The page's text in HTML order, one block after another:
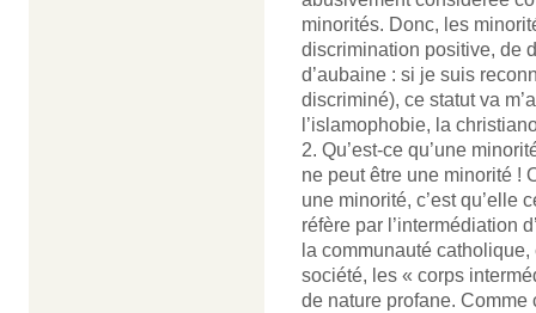
minorités. Donc, les
discrimination positive, de
d’aubaine : si je suis
discriminé), ce statut va
l’islamophobie, la
2. Qu’est-ce qu’une
ne peut être une minorité !
une minorité, c’est qu’elle
réfère par l’intermédiation
la communauté
société, les « corps
de nature profane. Comme